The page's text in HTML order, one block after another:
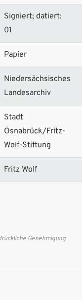
Signiert; datiert:
01
Papier
Niedersächsisches
Landesarchiv
Stadt
Osnabrück/Fritz-
Wolf-Stiftung
Fritz Wolf
Genehmigung